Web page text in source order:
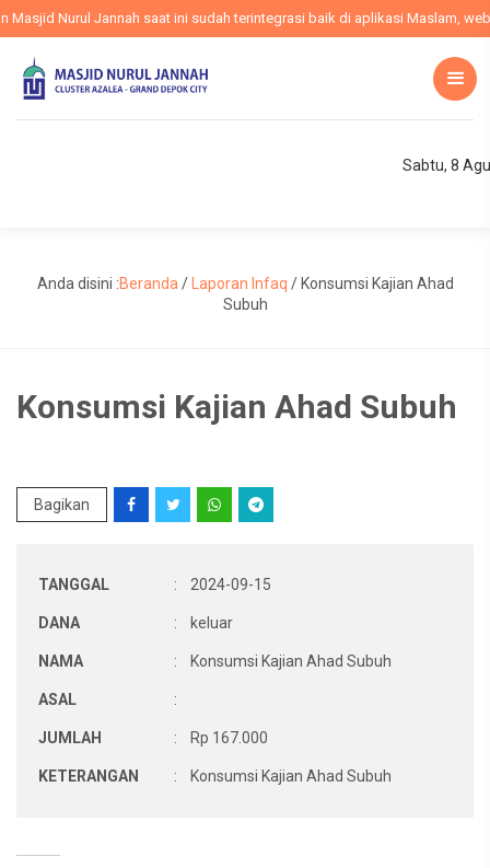
Nurul Jannah saat ini sudah terintegrasi baik di aplikasi Maslam,
Sabtu, 8
Anda disini :Beranda / Laporan Infaq / Konsumsi Kajian Ahad
Subuh
Konsumsi Kajian Ahad Subuh
Bagikan
TANGGAL : 2024-09-15
DANA : keluar
NAMA : Konsumsi Kajian Ahad Subuh
ASAL :
JUMLAH : Rp 167.000
KETERANGAN : Konsumsi Kajian Ahad Subuh